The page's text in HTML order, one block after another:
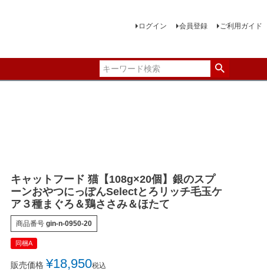
ログイン 会員登録 ご利用ガイド
キャットフード 猫【108g×20個】銀のスプ
ーンおやつにっぽんSelectとろリッチ毛玉ケ
ア３種まぐろ＆鶏ささみ＆ほたて
商品番号 gin-n-0950-20
同梱A
販売価格 ¥18,950税込